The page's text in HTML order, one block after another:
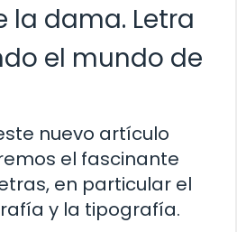
la dama. Letra
el mundo de
nuevo artículo
el fascinante
en particular el
y la tipografía.